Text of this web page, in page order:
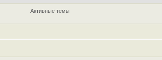
Активные темы